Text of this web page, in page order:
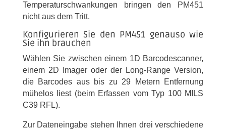
Temperaturschwankungen bringen den PM451
nicht aus dem Tritt.
Konfigurieren Sie den PM451 genauso wie
Sie ihn brauchen
Wählen Sie zwischen einem 1D Barcodescanner,
einem 2D Imager oder der Long-Range Version,
die Barcodes aus bis zu 29 Metern Entfernung
mühelos liest (beim Erfassen vom Typ 100 MILS
C39 RFL).
Zur Dateneingabe stehen Ihnen drei verschiedene